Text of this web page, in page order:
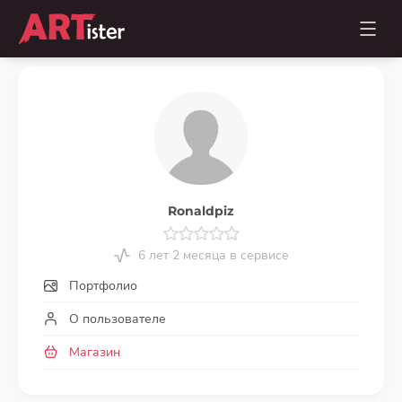
Ronaldpiz
6 лет 2 месяца в сервисе
Портфолио
О пользователе
Магазин